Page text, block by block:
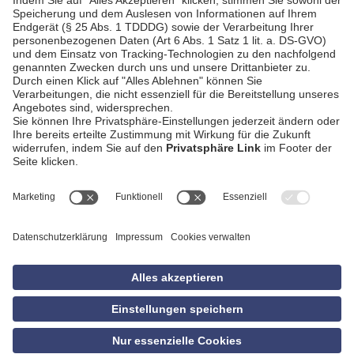
AGB
Datenschutzerklärung
Empfang
Privatsphäre